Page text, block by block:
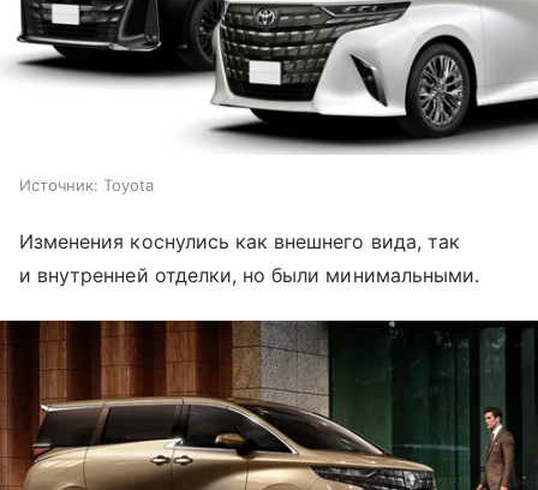
Источник: Toyota
Изменения коснулись как внешнего вида, так
и внутренней отделки, но были минимальными.